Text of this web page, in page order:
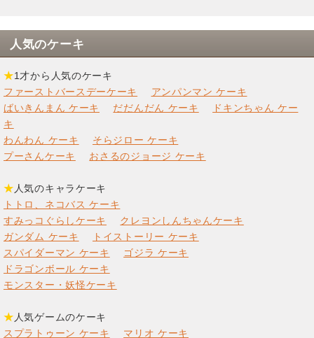
人気のケーキ
★1才から人気のケーキ
ファーストバースデーケーキ
アンパンマン ケーキ
ばいきんまん ケーキ
だだんだん ケーキ
ドキンちゃん ケー
キ
わんわん ケーキ
そらジロー ケーキ
プーさんケーキ
おさるのジョージ ケーキ
★ 人気のキャラケーキ
トトロ、ネコバス ケーキ
すみっコぐらしケーキ
クレヨンしんちゃんケーキ
ガンダム ケーキ
トイストーリー ケーキ
スパイダーマン ケーキ
ゴジラ ケーキ
ドラゴンボール ケーキ
モンスター・妖怪ケーキ
★ 人気ゲームのケーキ
スプラトゥーン ケーキ
マリオ ケーキ